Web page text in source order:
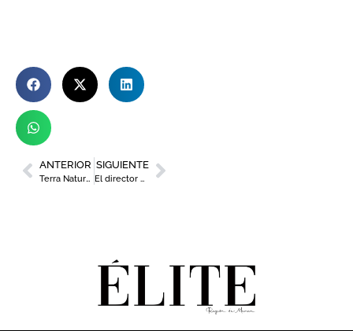
ANTERIOR
Terra Natura Murcia programa este verano multitud de actividades para todos los públicos en su zona acuática
SIGUIENTE
El director general de Aválam, Luis Martínez de Salas, seguirá como secretario de la Comisión Ejecutiva de SGR-CESGAR